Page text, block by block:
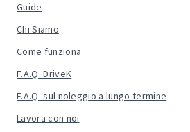
Guide
Chi Siamo
Come funziona
F.A.Q. DriveK
F.A.Q. sul noleggio a lungo termine
Lavora con noi